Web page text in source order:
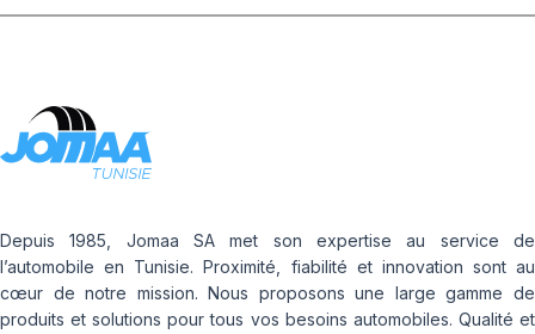
Depuis 1985, Jomaa SA met son expertise au service de
l’automobile en Tunisie. Proximité, fiabilité et innovation sont au
cœur de notre mission. Nous proposons une large gamme de
produits et solutions pour tous vos besoins automobiles. Qualité et